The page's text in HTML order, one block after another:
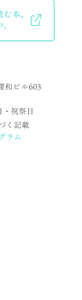
本、
和ビル603
祝祭日
く記載
ラム